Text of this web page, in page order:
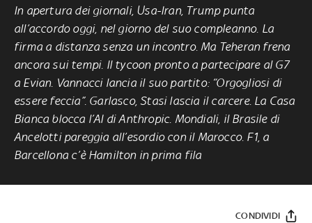
In apertura dei giornali, Usa-Iran, Trump punta
all’accordo oggi, nel giorno del suo compleanno. La
firma a distanza senza un incontro. Ma Teheran frena
ancora sui tempi. Il tycoon pronto a partecipare al G7
a Evian. Vannacci lancia il suo partito: “Orgogliosi di
essere feccia”. Garlasco, Stasi lascia il carcere. La Casa
Bianca blocca l’AI di Anthropic. Mondiali, il Brasile di
Ancelotti pareggia all’esordio con il Marocco. F1, a
Barcellona c’è Hamilton in prima fila
CONDIVIDI